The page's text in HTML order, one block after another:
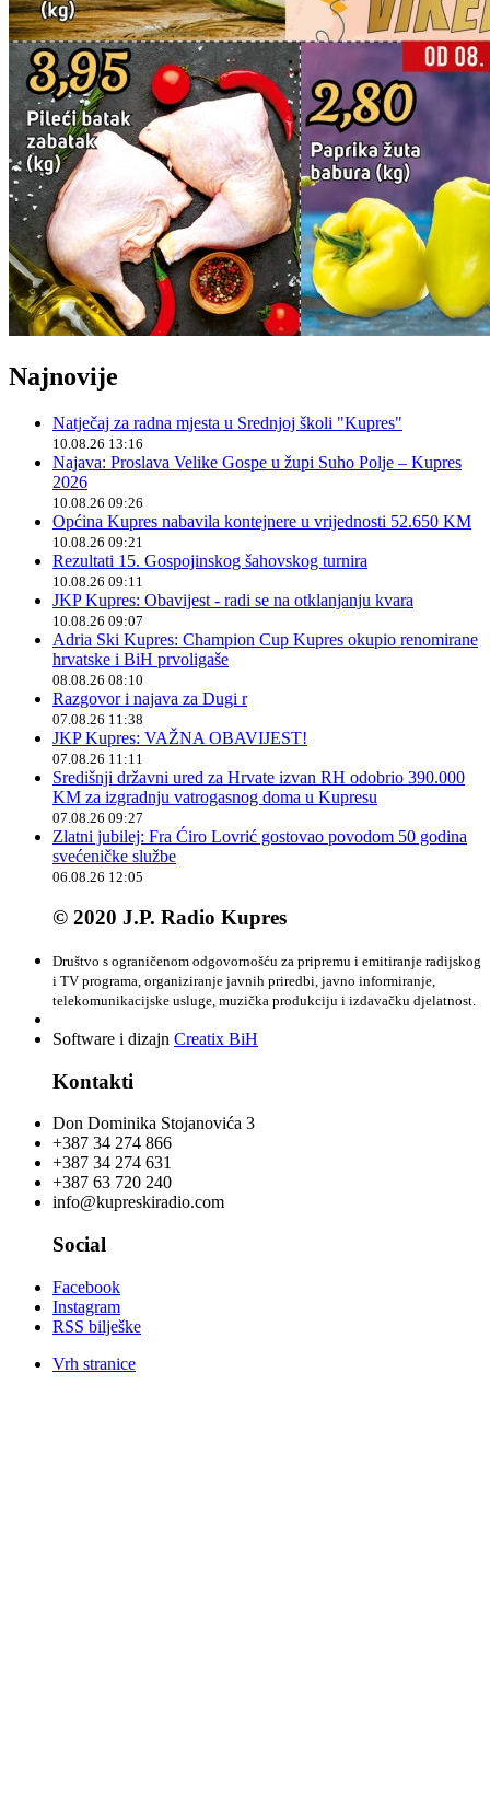
Najnovije
Natječaj za radna mjesta u Srednjoj školi "Kupres"
10.08.26 13:16
Najava: Proslava Velike Gospe u župi Suho Polje – Kupres
2026
10.08.26 09:26
Općina Kupres nabavila kontejnere u vrijednosti 52.650 KM
10.08.26 09:21
Rezultati 15. Gospojinskog šahovskog turnira
10.08.26 09:11
JKP Kupres: Obavijest - radi se na otklanjanju kvara
10.08.26 09:07
Adria Ski Kupres: Champion Cup Kupres okupio renomirane
hrvatske i BiH prvoligaše
08.08.26 08:10
Razgovor i najava za Dugi r
07.08.26 11:38
JKP Kupres: VAŽNA OBAVIJEST!
07.08.26 11:11
Središnji državni ured za Hrvate izvan RH odobrio 390.000
KM za izgradnju vatrogasnog doma u Kupresu
07.08.26 09:27
Zlatni jubilej: Fra Ćiro Lovrić gostovao povodom 50 godina
svećeničke službe
06.08.26 12:05
© 2020 J.P. Radio Kupres
Društvo s ograničenom odgovornošću za pripremu i emitiranje radijskog
i TV programa, organiziranje javnih priredbi, javno informiranje,
telekomunikacijske usluge, muzička produkciju i izdavačku djelatnost.
Software i dizajn Creatix BiH
Kontakti
Don Dominika Stojanovića 3
+387 34 274 866
+387 34 274 631
+387 63 720 240
info@kupreskiradio.com
Social
Facebook
Instagram
RSS bilješke
Vrh stranice